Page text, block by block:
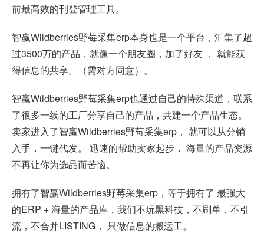
前最高效的刊登管理工具。
智赢Wildberries野莓采集erp本身也是一个平台，汇集了超
过3500万的产品，就像一个朋友圈，加了好友 ， 就能获
得信息的共享。（需对方同意）。
智赢Wildberries野莓采集erp也通过自己的特殊渠道，联系
了很多一线的工厂分享自己的产品，共建一个产品生态。
卖家进入了智赢Wildberries野莓采集erp， 就可以从分销
入手，一键代发。 迅速的帮助卖家起步， 海量的产品资源
不再让你为选品而苦恼。
拥有了智赢Wildberries野莓采集erp，等于拥有了 最强大
的ERP + 海量的产品库，我们不玩黑科技，不刷单，不引
流，不合并LISTING， 只做信息的搬运工。